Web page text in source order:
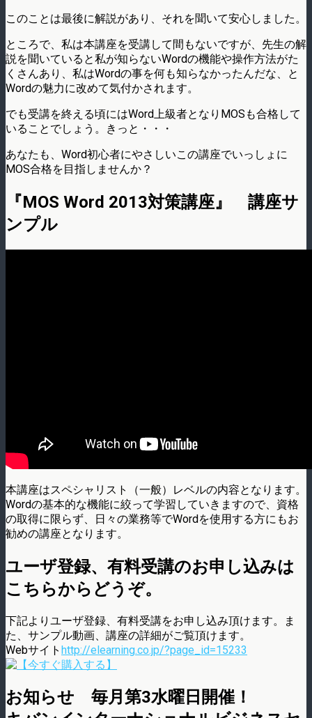
このことは最後に解説があり、それを聞いて安心しました。
ところで、私は本講座を受講して間もないですが、先生の解
説を聞いていると私が知らないWordの機能や操作方法がた
くさんあり、私はWordの事を何も知らなかったんだな、と
Wordの魅力に改めて気付かされます。
でも受講を終える頃にはWord上級者となりMOSも合格して
いることでしょう。きっと・・・
あなたも、Word初心者にやさしいこの講座でいっしょに
MOS合格を目指しませんか？
『MOS Word 2013対策講座』 講座サ
ンプル
本講座はスペシャリスト（一般）レベルの内容となります。
Wordの基本的な機能に絞って学習していきますので、資格
の取得に限らず、日々の業務等でWordを使用する方にもお
勧めの講座となります。
ユーザ登録、有料受講のお申し込みは
こちらからどうぞ。
下記よりユーザ登録、有料受講をお申し込み頂けます。ま
た、サンプル動画、講座の詳細がご覧頂けます。
Webサイト http://elearning.co.jp/?page_id=15233
お知らせ 毎月第3水曜日開催！